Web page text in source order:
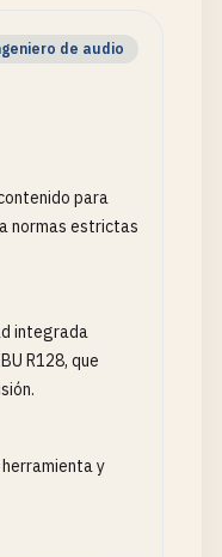
de audio
para
normas estrictas
integrada
R128, que
y